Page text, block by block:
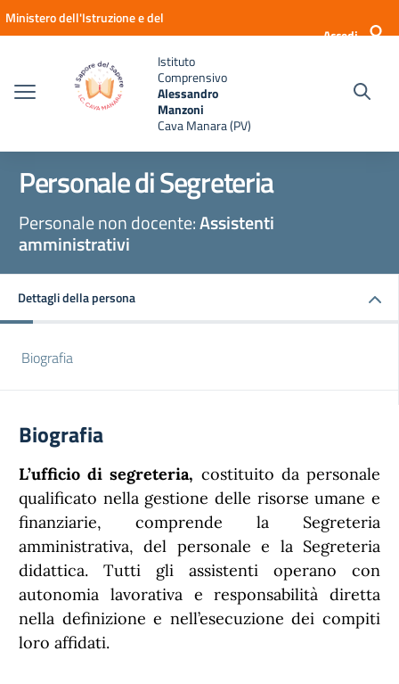
Vai ai contenuti
Vai al menu di navigazione
Vai al footer
Ministero dell'Istruzione e del
Accedi
Istituto
Comprensivo
Alessandro
Manzoni
Cava Manara (PV)
Personale di Segreteria
Personale non docente:Assistenti
amministrativi
Dettagli della persona
Biografia
Biografia
L’ufficio di segreteria, costituito da personale
qualificato nella gestione delle risorse umane e
finanziarie, comprende la Segreteria
amministrativa, del personale e la Segreteria
didattica. Tutti gli assistenti operano con
autonomia lavorativa e responsabilità diretta
nella definizione e nell’esecuzione dei compiti
loro affidati.